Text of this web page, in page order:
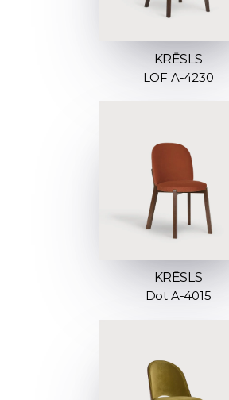
KRĒSLS
LOF A-4230
KRĒSLS
Dot A-4015